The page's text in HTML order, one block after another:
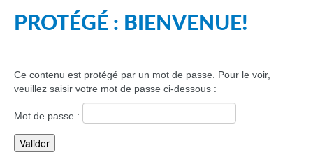
PROTÉGÉ : BIENVENUE!
Ce contenu est protégé par un mot de passe. Pour le voir,
veuillez saisir votre mot de passe ci-dessous :
Mot de passe :